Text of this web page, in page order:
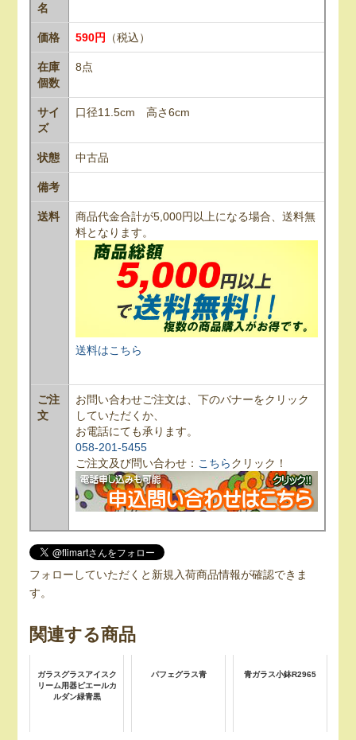
名
価格 590円 （税込）
在庫
個数
8点
サイ
ズ
口径11.5cm 高さ6cm
状態 中古品
備考
送料
商品代金合計が5,000円以上になる場合、送料無
料となります。
送料はこちら
ご注
文
お問い合わせご注文は、下のバナーをクリック
していただくか、
お電話にても承ります。
058-201-5455
ご注文及び問い合わせ： こちらクリック！
フォローしていただくと新規入荷商品情報が確認できま
す。
関連する商品
ガラスグラスアイスク
リーム用器ピエールカ
ルダン緑青黒
パフェグラス青 青ガラス小鉢R2965